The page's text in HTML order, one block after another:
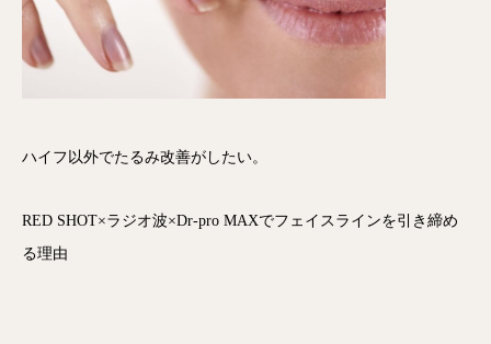
ハイフ以外でたるみ改善がしたい。
RED SHOT×ラジオ波×Dr-pro MAXでフェイスラインを引き締め
る理由